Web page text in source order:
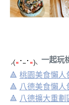
一起玩
🔺 桃園美食懶人
🔺 八德美食懶人
🔺 八德擴大重劃